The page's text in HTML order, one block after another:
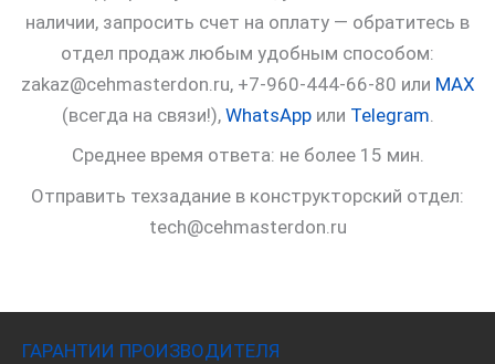
наличии, запросить счет на оплату — обратитесь в
отдел продаж любым удобным способом:
zakaz@cehmasterdon.ru, +7-960-444-66-80 или MAX
(всегда на связи!), WhatsAppили Telegram
Среднее время ответа: не более 15 мин.
Отправить техзадание в конструкторский отдел:
tech@cehmasterdon.ru
ГАРАНТИИ ПРОИЗВОДИТЕЛЯ